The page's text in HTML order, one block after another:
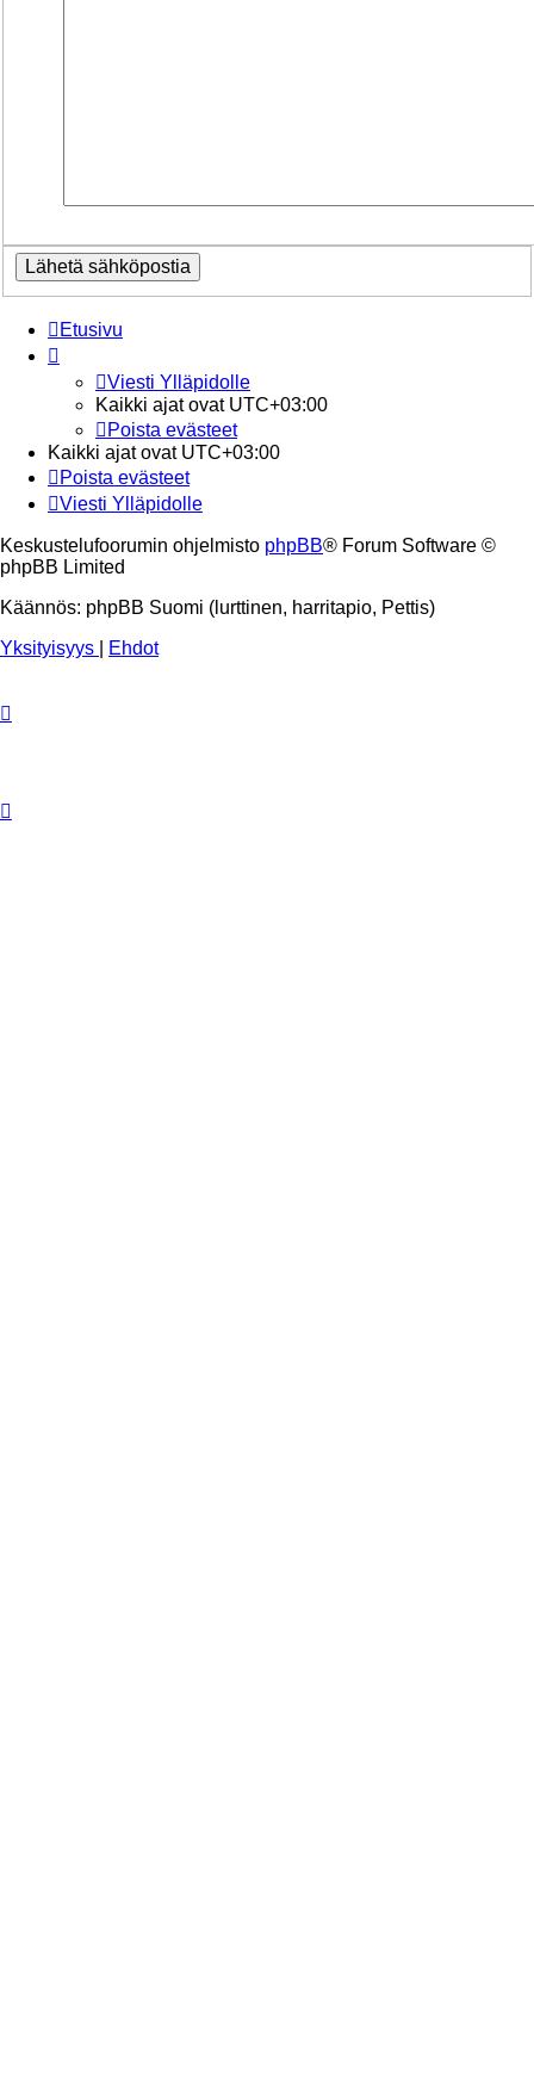
Etusivu
Viesti Ylläpidolle
Kaikki ajat ovat UTC+03:00
Poista evästeet
Kaikki ajat ovat UTC+03:00
Poista evästeet
Viesti Ylläpidolle
Keskustelufoorumin ohjelmisto phpBB® Forum Software ©
phpBB Limited
Käännös: phpBB Suomi (lurttinen, harritapio, Pettis)
Yksityisyys
Ehdot